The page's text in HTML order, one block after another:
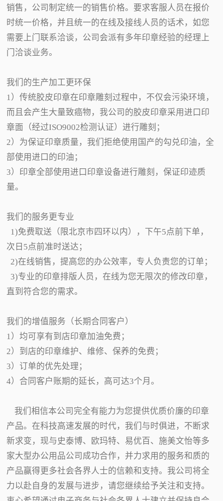
销售，公司制定统一的销售价格。要求客服人员在报价
时统一价格，并且统一的在线及接线人员的话术，如您
需要上门联系洽谈，公司会派有多年印章经验的经理上
门洽谈业务。
我们的生产加工更环保
1）传统胶皮印章在印章雕刻过程中，不仅会污染环境，
而且会产生大量致癌物，我公司的胶皮印章采用进口印
章面（经过ISO9002检测认证）进行雕刻；
2）为保证印章质量，我们拒绝使用国产的勾兑印油，全
部使用进口的印油；
3）印章全部使用进口印章设备进行雕刻，保证印迹质
量。
我们的服务更专业
1)免费取送（限北京市四环以内），下午5点前下单，
次日5点前准时送达；
2)在线销售，提高您的办公效率，专人负责您的订单；
3)专业的印章排版人员，在线为您无限次的修改印章，
直到符合您的需求。
我们的增值服务（长期合同客户）
1）均可享有到店印章加油免费；
2）到店的印章维护、维修、保养的免费；
3）订单的优先处理；
4）合同客户账期的延长，高可达3个月。
我们相信本公司完全有能力为您提供优质价廉的印章
产品。在科技高速发展的时代，我们与时俱进，不断求
新求变，现与史泰博、欧玛特、易优百、施美文怡等多
家大型办公用品公司成功合作，并力求用的服务和质的
产品赢得更多社会各界人士的信赖和支持。我公司将全
力以赴自身的发展与进步，请您继续给予关注和支持。